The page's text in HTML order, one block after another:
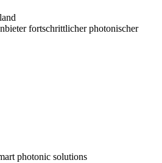
fortschrittlicher photonischer
photonic solutions